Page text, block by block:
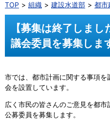
TOP
組織 建設水道部 都市
【募集は終了しま
議会委員を募集しま
市では、都市計画に関する事項
会を設置しています。
広く市民の皆さんのご意見を都
公募委員を募集します。